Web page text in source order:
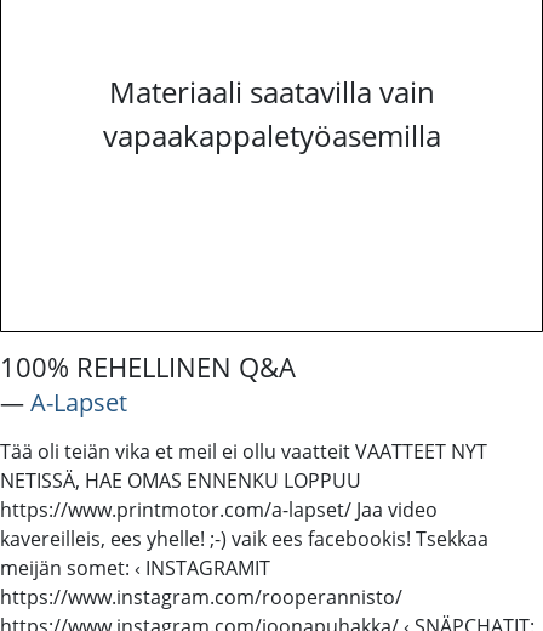
Materiaali saatavilla vain
vapaakappaletyöasemilla
100% REHELLINEN Q&A
―A-Lapset
Tää oli teiän vika et meil ei ollu vaatteit VAATTEET NYT
NETISSÄ, HAE OMAS ENNENKU LOPPUU
https://www.printmotor.com/a-lapset/ Jaa video
kavereilleis, ees yhelle! ;-) vaik ees facebookis! Tsekkaa
meijän somet: ‹ INSTAGRAMIT
https://www.instagram.com/rooperannisto/